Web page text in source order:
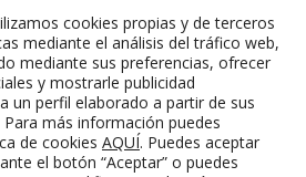
e Ingenieros Técnicos Industriales de
cookies propias y de terceros
mediante el análisis del tráfico web,
mediante sus preferencias, ofrecer
y mostrarle publicidad
un perfil elaborado a partir de sus
más información puedes
de cookies AQUÍ. Puedes aceptar
el botón “Aceptar” o puedes